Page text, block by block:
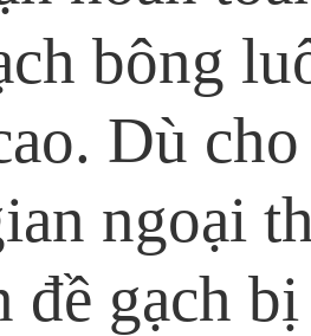
bông
Dù
ngoại
đề gạch